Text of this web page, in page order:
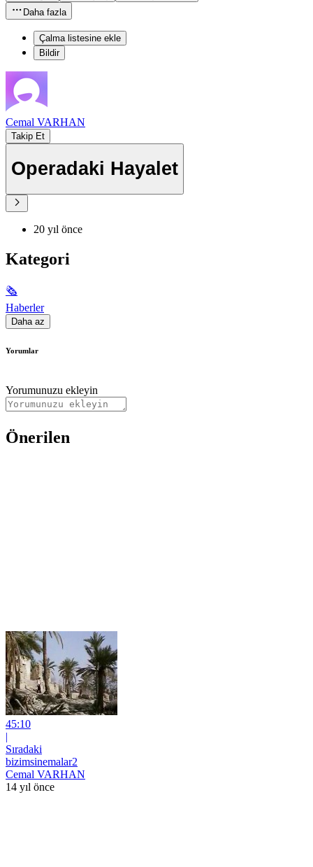
Daha fazla
Çalma listesine ekle
Bildir
Cemal VARHAN
Takip Et
Operadaki Hayalet
20 yıl önce
Kategori
🗞
Haberler
Daha az
Yorumlar
Yorumunuzu ekleyin
Önerilen
45:10
|
Sıradaki
bizimsinemalar2
Cemal VARHAN
14 yıl önce